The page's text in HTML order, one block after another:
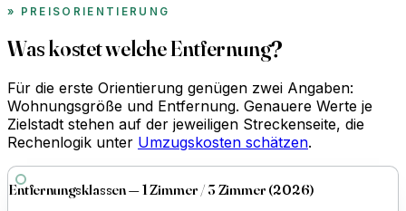
PREISORIENTIERUNG
Was kostet welche Entfernung?
Für die erste Orientierung genügen zwei Angaben:
Wohnungsgröße und Entfernung. Genauere Werte je
Zielstadt stehen auf der jeweiligen Streckenseite, die
Rechenlogik unter Umzugskosten schätzen.
Entfernungsklassen — 1 Zimmer / 3 Zimmer (2026)